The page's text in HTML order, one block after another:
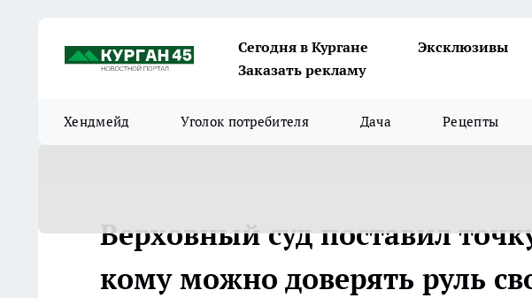
Сегодня в Кургане Эксклюзивы
Заказать рекламу
Хендмейд Уголок потребителя Дача Рецепты
Верховный суд поставил
кому можно доверять руль